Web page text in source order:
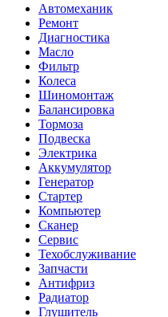
Автомеханик
Ремонт
Диагностика
Масло
Фильтр
Колеса
Шиномонтаж
Балансировка
Тормоза
Подвеска
Электрика
Аккумулятор
Генератор
Стартер
Компьютер
Сканер
Сервис
Техобслуживание
Запчасти
Антифриз
Радиатор
Глушитель